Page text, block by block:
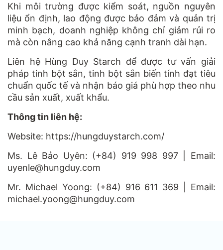
Khi môi trường được kiểm soát, nguồn nguyên
liệu ổn định, lao động được bảo đảm và quản trị
minh bạch, doanh nghiệp không chỉ giảm rủi ro
mà còn nâng cao khả năng cạnh tranh dài hạn.
Liên hệ Hùng Duy Starch để được tư vấn giải
pháp tinh bột sắn, tinh bột sắn biến tính đạt tiêu
chuẩn quốc tế và nhận báo giá phù hợp theo nhu
cầu sản xuất, xuất khẩu.
Thông tin liên hệ:
Website: https://hungduystarch.com/
Ms. Lê Bảo Uyên: (+84) 919 998 997 | Email:
uyenle@hungduy.com
Mr. Michael Yoong: (+84) 916 611 369 | Email:
michael.yoong@hungduy.com